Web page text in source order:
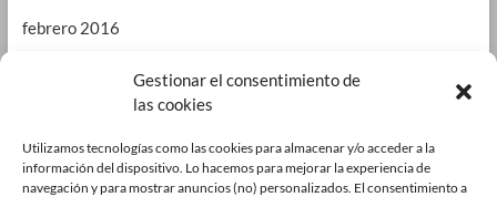
Gestionar el consentimiento de
las cookies
Utilizamos tecnologías como las cookies para almacenar y/o acceder a la
información del dispositivo. Lo hacemos para mejorar la experiencia de
navegación y para mostrar anuncios (no) personalizados. El consentimiento a
febrero 2016
septiembre 2015
enero 2015
octubre 2014